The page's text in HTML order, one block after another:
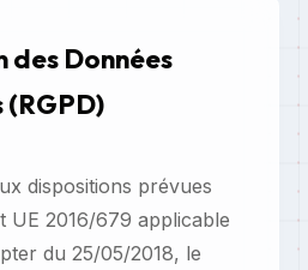
Données
(RGPD)
dispositions prévues
UE 2016/679 applicable
du 25/05/2018, le